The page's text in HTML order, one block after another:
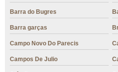
Barra do Bugres
Barra garças
Campo Novo Do Parecis
Campos De Julio